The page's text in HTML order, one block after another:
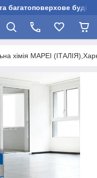
багатоповерхове
хімія MAPEI